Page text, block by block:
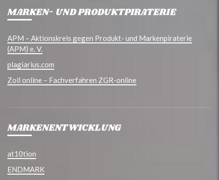
MARKEN- UND PRODUKTPIRATERIE
APM – Aktionskreis gegen Produkt- und Markenpiraterie
(APM) e. V.
plagiarius.com
Zoll online – Fachverfahren ZGR-online
MARKENENTWICKLUNG
at10tion
ENDMARK